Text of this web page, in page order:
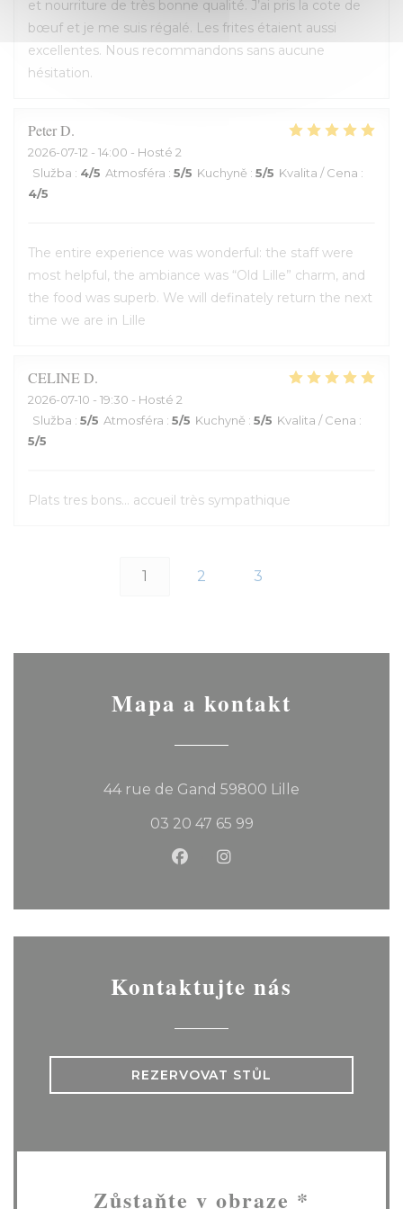
et nourriture de très bonne qualité. J’ai pris la cote de
bœuf et je me suis régalé. Les frites étaient aussi
excellentes. Nous recommandons sans aucune
hésitation.
PeterD
2026-07-12 - 14:00 - Hosté 2
Služba : 4/5 Atmosféra : 5/5 Kuchyně : 5/5 Kvalita / Cena :
4/5
The entire experience was wonderful: the staff were
most helpful, the ambiance was “Old Lille” charm, and
the food was superb. We will definately return the next
time we are in Lille
CELINED
2026-07-10 - 19:30 - Hosté 2
Služba : 5/5 Atmosféra : 5/5 Kuchyně : 5/5 Kvalita / Cena :
5/5
Plats tres bons... accueil très sympathique
1 2 3
Mapa a kontakt
44 rue de Gand 59800 Lille
03 20 47 65 99
Facebook ((otevře se v
Instagram ((otevře se
Kontaktujte nás
REZERVOVAT STŮL
Zůstaňte v obraze *